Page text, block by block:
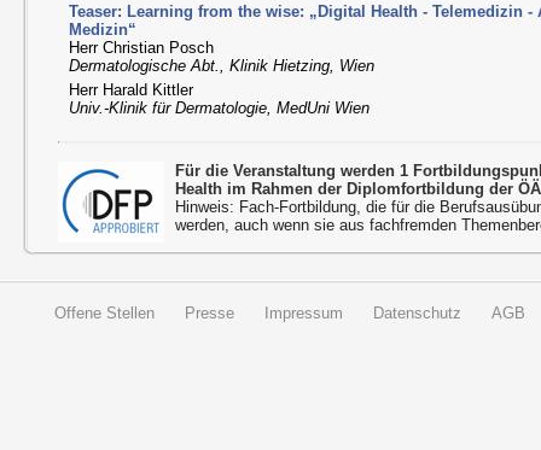
Teaser: Learning from the wise: „Digital Health - Telemedizin
Medizin“
Herr Christian Posch
Dermatologische Abt., Klinik Hietzing, Wien
Herr Harald Kittler
Univ.-Klinik für Dermatologie, MedUni Wien
Für die Veranstaltung werden 1
Health im Rahmen der Diplomfortbildung der
Hinweis: Fach-Fortbildung, die für die
werden, auch wenn sie aus fachfremden
Offene Stellen Presse Impressum Datenschutz AGB